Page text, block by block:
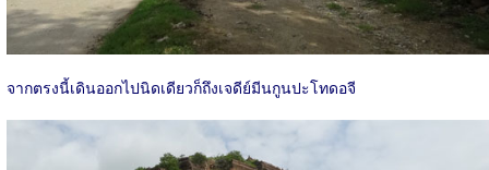
จากตรงนี้เดินออกไปนิดเดียวก็ถึงเจดีย์มีนกูนปะโทดอจี